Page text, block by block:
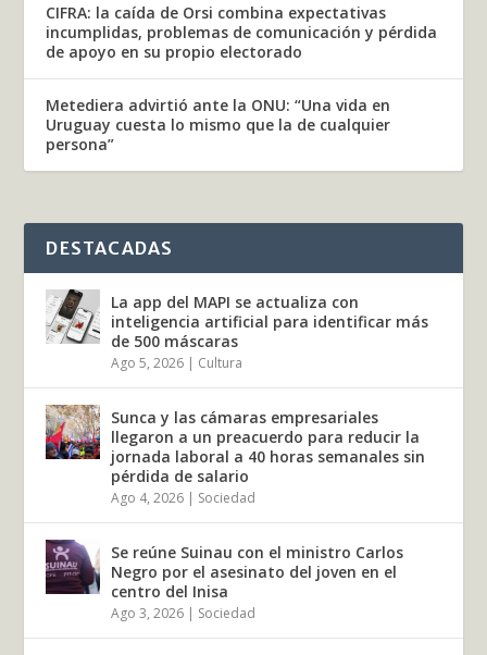
CIFRA: la caída de Orsi combina expectativas
incumplidas, problemas de comunicación y pérdida
de apoyo en su propio electorado
Metediera advirtió ante la ONU: “Una vida en
Uruguay cuesta lo mismo que la de cualquier
persona”
DESTACADAS
La app del MAPI se actualiza con
inteligencia artificial para identificar más
de 500 máscaras
Ago 5, 2026 | Cultura
Sunca y las cámaras empresariales
llegaron a un preacuerdo para reducir la
jornada laboral a 40 horas semanales sin
pérdida de salario
Ago 4, 2026 | Sociedad
Se reúne Suinau con el ministro Carlos
Negro por el asesinato del joven en el
centro del Inisa
Ago 3, 2026 | Sociedad